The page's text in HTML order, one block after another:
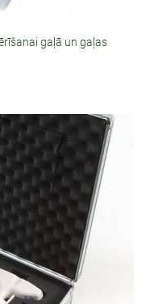
gaļā un gaļas